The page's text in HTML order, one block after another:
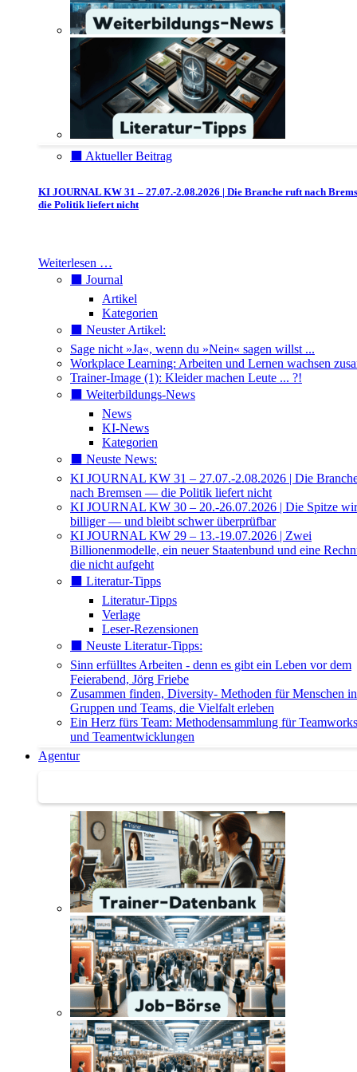
⬛️ Aktueller Beitrag
KI JOURNAL KW 31 – 27.07.-2.08.2026 | Die Branche ruft nach
die Politik liefert nicht
Weiterlesen …
⬛️ Journal
Artikel
Kategorien
⬛️ Neuster Artikel:
Sage nicht »Ja«, wenn du »Nein« sagen willst ...
Workplace Learning: Arbeiten und Lernen wachsen
Trainer-Image (1): Kleider machen Leute ... ?!
⬛️ Weiterbildungs-News
News
KI-News
Kategorien
⬛️ Neuste News:
KI JOURNAL KW 31 – 27.07.-2.08.2026 | Die
nach Bremsen — die Politik liefert nicht
KI JOURNAL KW 30 – 20.-26.07.2026 | Die Spitze
billiger — und bleibt schwer überprüfbar
KI JOURNAL KW 29 – 13.-19.07.2026 | Zwei
Billionenmodelle, ein neuer Staatenbund und eine
die nicht aufgeht
⬛️ Literatur-Tipps
Literatur-Tipps
Verlage
Leser-Rezensionen
⬛️ Neuste Literatur-Tipps:
Sinn erfülltes Arbeiten - denn es gibt ein Leben vor dem
Feierabend, Jörg Friebe
Zusammen finden, Diversity- Methoden für Menschen in
Gruppen und Teams, die Vielfalt erleben
Ein Herz fürs Team: Methodensammlung für
und Teamentwicklungen
Agentur